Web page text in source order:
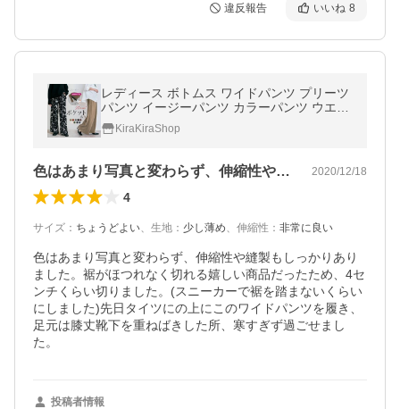
違反報告 いいね 8
レディース ボトムス ワイドパンツ プリーツ
パンツ イージーパンツ カラーパンツ ウエス
トゴム シンプル 無地 大人カジュアル きれい
め おしゃれ 裾カット//10//
KiraKiraShop
色はあまり写真と変わらず、伸縮性や縫製… 2020/12/18
4
サイズ ： ちょうどよい、 生地 ： 少し薄め、 伸縮性 ： 非常に良い
色はあまり写真と変わらず、伸縮性や縫製もしっかりあり
ました。裾がほつれなく切れる嬉しい商品だったため、4セ
ンチくらい切りました。(スニーカーで裾を踏まないくらい
にしました)先日タイツにの上にこのワイドパンツを履き、
足元は膝丈靴下を重ねばきした所、寒すぎず過ごせまし
た。
投稿者情報